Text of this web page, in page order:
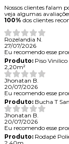
Nossos clientes falam
veja algumas
100% dos clientes
Rozelandia N.
27/07/2026
Eu recomendo esse
Produto:Piso Vinilico
2,20m²
Jhonatan B.
20/07/2026
Eu recomendo esse
Produto:Bucha T
Jhonatan B.
20/07/2026
Eu recomendo esse
Produto:Rodapé